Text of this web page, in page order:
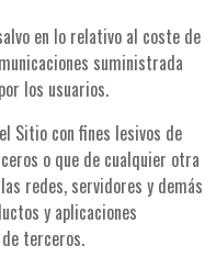
en lo relativo al coste de
suministrada
los usuarios.
Sitio con fines lesivos de
o que de cualquier otra
redes, servidores y demás
y aplicaciones
terceros.